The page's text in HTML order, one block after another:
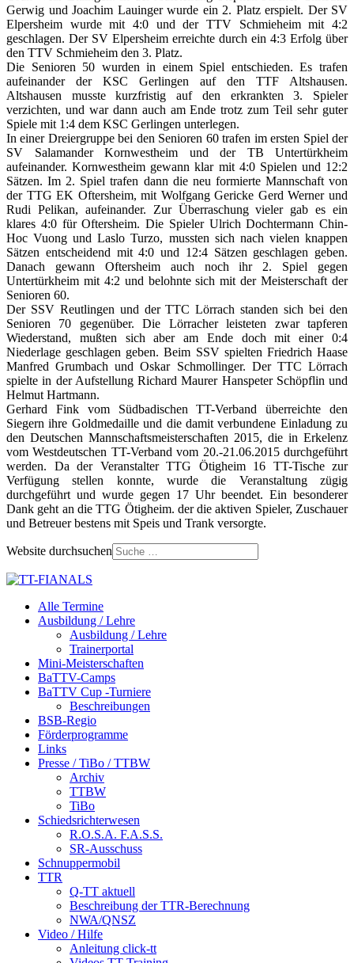
Gerwig und Joachim Lauinger wurde ein 2. Platz erspielt. Der SV
Elpersheim wurde mit 4:0 und der TTV Schmieheim mit 4:2
geschlagen. Der SV Elpersheim erreichte durch ein 4:3 Erfolg über
den TTV Schmieheim den 3. Platz.
Die Senioren 50 wurden in einem Spiel entschieden. Es trafen
aufeinander der KSC Gerlingen auf den TTF Altshausen.
Altshausen musste kurzfristig auf den erkrankten 3. Spieler
verzichten, und war dann auch am Ende trotz zum Teil sehr guter
Spiele mit 1:4 dem KSC Gerlingen unterlegen.
In einer Dreiergruppe bei den Senioren 60 trafen im ersten Spiel der
SV Salamander Kornwestheim und der TB Untertürkheim
aufeinander. Kornwestheim gewann klar mit 4:0 Spielen und 12:2
Sätzen. Im 2. Spiel trafen dann die neu formierte Mannschaft von
der TTG EK Oftersheim, mit Wolfgang Gericke Gerd Werner und
Rudi Pelikan, aufeinander. Zur Überraschung vieler gab es ein
klares 4:0 für Oftersheim. Die Spieler Ulrich Dochtermann Chin-
Hoc Vuong und Laslo Turzo, mussten sich nach vielen knappen
Sätzen entscheidend mit 4:0 und 12:4 Sätzen geschlagen geben.
Danach gewann Oftersheim auch noch ihr 2. Spiel gegen
Untertürkheim mit 4:2 und belohnte sich mit der Meisterschaft der
Senioren 60.
Der SSV Reutlingen und der TTC Lörrach standen sich bei den
Senioren 70 gegenüber. Die Lörracher leisteten zwar tapferen
Wiederstand, mußten sich aber am Ende doch mit einer 0:4
Niederlage geschlagen geben. Beim SSV spielten Friedrich Haase
Manfred Grumbach und Oskar Schmollinger. Der TTC Lörrach
spielte in der Aufstellung Richard Maurer Hanspeter Schöpflin und
Helmut Hartmann.
Gerhard Fink vom Südbadischen TT-Verband überreichte den
Siegern ihre Goldmedaille und die damit verbundene Einladung zu
den Deutschen Mannschaftsmeisterschaften 2015, die in Erkelenz
vom Westdeutschen TT-Verband vom 20.-21.06.2015 durchgeführt
werden. Da der Veranstalter TTG Ötigheim 16 TT-Tische zur
Verfügung stellen konnte, wurde die Veranstaltung zügig
durchgeführt und wurde gegen 17 Uhr beendet. Ein besonderer
Dank geht an die TTG Ötigheim. der die aktiven Spieler, Zuschauer
und Betreuer bestens mit Speis und Trank versorgte.
Website durchsuchen
Alle Termine
Ausbildung / Lehre
Ausbildung / Lehre
Trainerportal
Mini-Meisterschaften
BaTTV-Camps
BaTTV Cup -Turniere
Beschreibungen
BSB-Regio
Förderprogramme
Links
Presse / TiBo / TTBW
Archiv
TTBW
TiBo
Schiedsrichterwesen
R.O.S.A. F.A.S.S.
SR-Ausschuss
Schnuppermobil
TTR
Q-TT aktuell
Beschreibung der TTR-Berechnung
NWA/QNSZ
Video / Hilfe
Anleitung click-tt